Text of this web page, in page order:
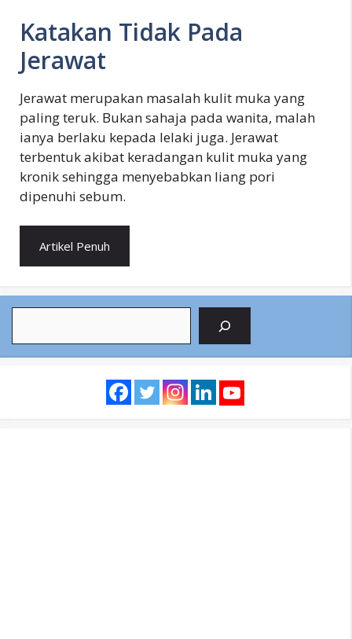
Katakan Tidak Pada
Jerawat
Jerawat merupakan masalah kulit muka yang
paling teruk. Bukan sahaja pada wanita, malah
ianya berlaku kepada lelaki juga. Jerawat
terbentuk akibat keradangan kulit muka yang
kronik sehingga menyebabkan liang pori
dipenuhi sebum.
Artikel Penuh